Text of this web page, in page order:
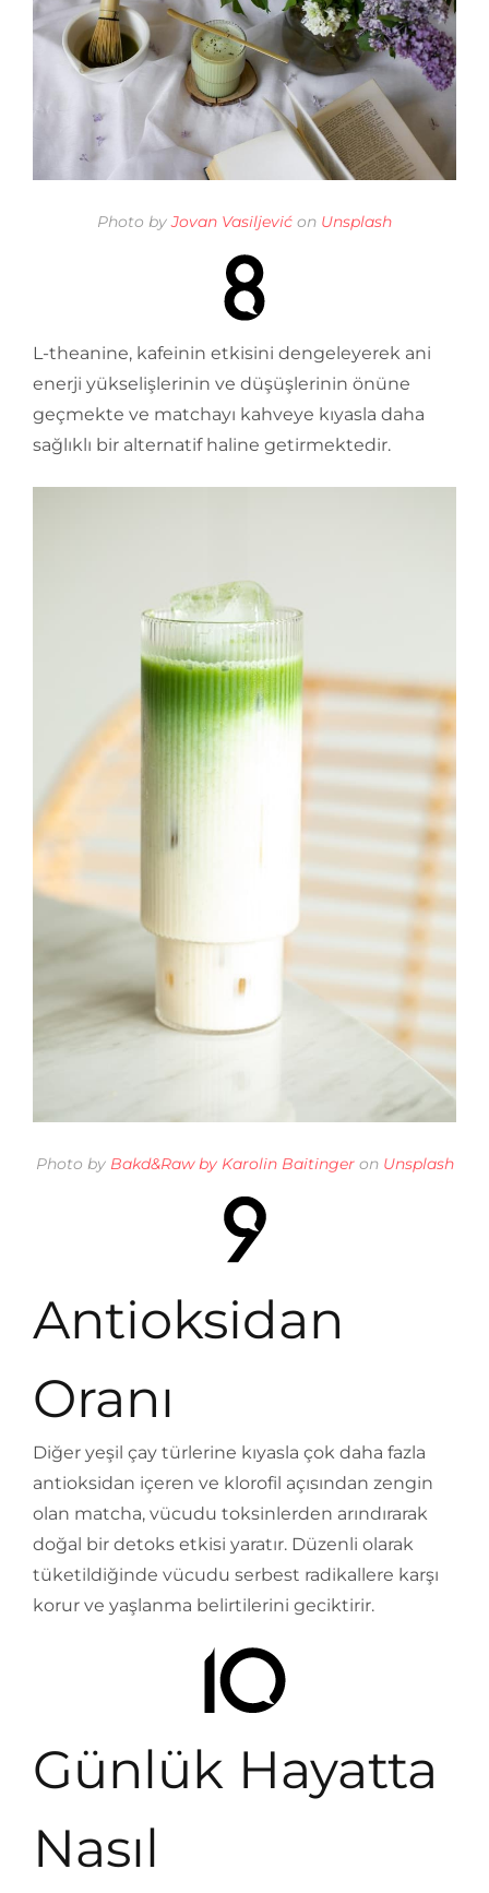
Photo byJovan Vasiljević on Unsplash
L-theanine, kafeinin etkisini dengeleyerek ani
enerji yükselişlerinin ve düşüşlerinin önüne
geçmekte ve matchayı kahveye kıyasla daha
sağlıklı bir alternatif haline getirmektedir.
Photo by Bakd&Raw by Karolin Baitingeron Unsplash
Antioksidan
Oranı
Diğer yeşil çay türlerine kıyasla çok daha fazla
antioksidan içeren ve klorofil açısından zengin
olan matcha, vücudu toksinlerden arındırarak
doğal bir detoks etkisi yaratır. Düzenli olarak
tüketildiğinde vücudu serbest radikallere karşı
korur ve yaşlanma belirtilerini geciktirir.
Günlük Hayatta
Nasıl